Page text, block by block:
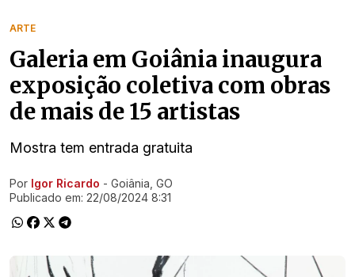
ARTE
Galeria em Goiânia inaugura
exposição coletiva com obras
de mais de 15 artistas
Mostra tem entrada gratuita
Ir direto pra matéria
Por Igor Ricardo - Goiânia, GO
Publicado em: 22/08/2024 8:31